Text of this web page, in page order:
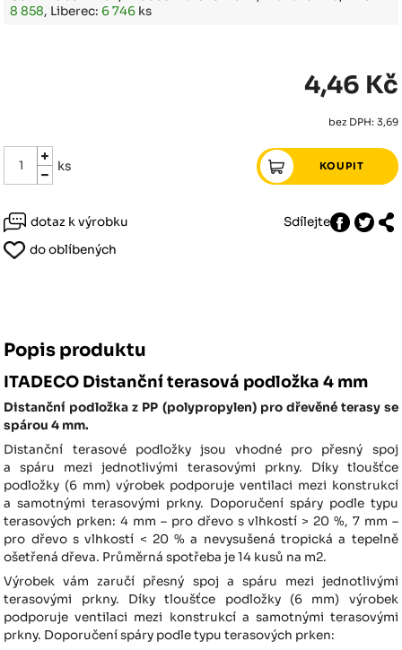
8 858, Liberec: 6 746 ks
4,46 Kč
bez DPH: 3,69
ks
dotaz k výrobku
Sdílejte
do oblíbených
Popis produktu
ITADECO Distanční terasová podložka 4 mm
Distanční podložka z PP (polypropylen) pro dřevěné terasy se
spárou 4 mm.
Distanční terasové podložky jsou vhodné pro přesný spoj
a spáru mezi jednotlivými terasovými prkny. Díky tloušťce
podložky (6 mm) výrobek podporuje ventilaci mezi konstrukcí
a samotnými terasovými prkny. Doporučení spáry podle typu
terasových prken: 4 mm – pro dřevo s vlhkostí > 20 %, 7 mm –
pro dřevo s vlhkostí < 20 % a nevysušená tropická a tepelně
ošetřená dřeva. Průměrná spotřeba je 14 kusů na m2.
Výrobek vám zaručí přesný spoj a spáru mezi jednotlivými
terasovými prkny. Díky tloušťce podložky (6 mm) výrobek
podporuje ventilaci mezi konstrukcí a samotnými terasovými
prkny. Doporučení spáry podle typu terasových prken: